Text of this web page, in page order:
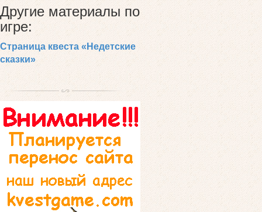
Другие материалы по
игре:
Страница квеста «Недетские
сказки»